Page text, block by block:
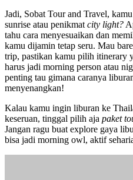
Jadi, Sobat Tour and Travel,
sunrise atau penikmat city light?
tahu cara menyesuaikan dan
kamu dijamin tetap seru. Mau
trip, pastikan kamu pilih itinerary
harus jadi morning person atau
penting tau gimana caranya
menyenangkan!
Kalau kamu ingin liburan ke
keseruan, tinggal pilih aja paket
Jangan ragu buat explore gaya
bisa jadi morning owl, aktif